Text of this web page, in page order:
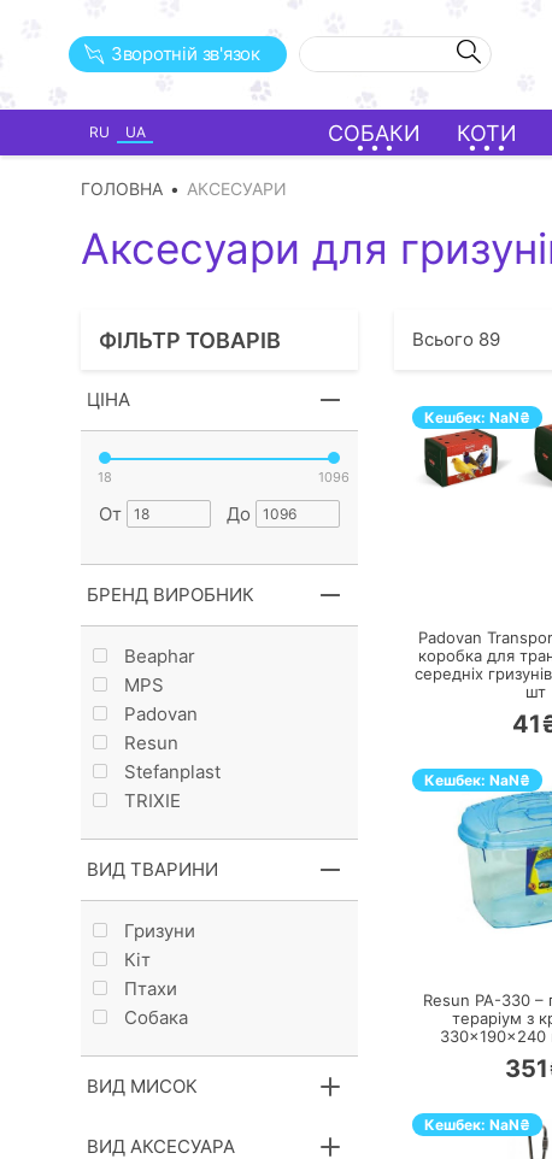
Зворотній зв'язок
RU UA СОБАКИ КОТИ
ГОЛОВНА АКСЕСУАРИ
Аксесуари для
ФІЛЬТР ТОВАРІВ
ЦІНА
18 1096
От До
БРЕНД ВИРОБНИК
Beaphar
MPS
Padovan
Resun
Stefanplast
TRIXIE
ВИД ТВАРИНИ
Гризуни
Кiт
Птахи
Собака
ВИД МИСОК
ВИД АКСЕСУАРА
Всього 89
Кешбек: NaN₴
Padovan
коробка для
середніх
шт
Кешбек: NaN₴
Resun PA-330 –
тераріум з
Кешбек: NaN₴